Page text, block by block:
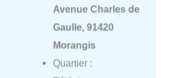
Avenue Charles de
Gaulle, 91420
Morangis
Quartier :